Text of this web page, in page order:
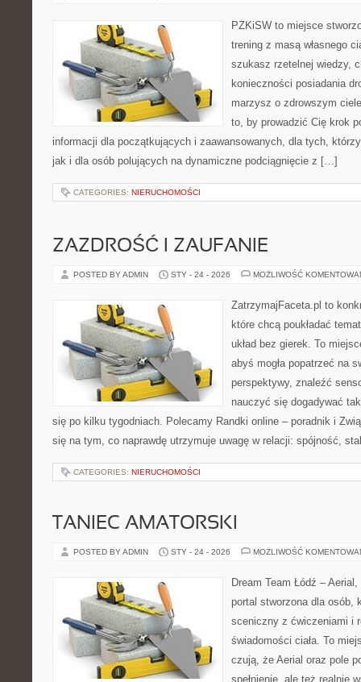
PZKiSW to miejsce
trening z masą własnego
szukasz rzetelnej wiedzy,
konieczności posiadania
marzysz o zdrowszym
to, by prowadzić Cię krok
informacji dla początkujących i zaawansowanych, dla tych,
jak i dla osób polujących na dynamiczne podciągnięcie z […]
CATEGORIES: NIERUCHOMOŚCI
ZAZDROŚĆ I ZAUFANIE
POSTED BY ADMIN STY - 24 - 2026 MOŻLIWOŚĆ
ZatrzymajFaceta.pl to
które chcą poukładać
układ bez gierek. To
abyś mogła popatrzeć na
perspektywy, znaleźć
nauczyć się dogadywać
się po kilku tygodniach. Polecamy Randki online – poradnik i
się na tym, co naprawdę utrzymuje uwagę w relacji: spójność,
CATEGORIES: NIERUCHOMOŚCI
TANIEC AMATORSKI
POSTED BY ADMIN STY - 24 - 2026 MOŻLIWOŚĆ
Dream Team Łódź –
portal stworzona dla osób,
sceniczny z ćwiczeniami i
świadomości ciała. To
czują, że Aerial oraz pole
spełnienie, ale też realnie